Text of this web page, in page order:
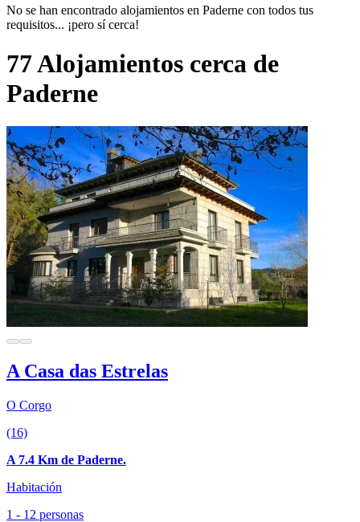
No se han encontrado alojamientos en Paderne con todos tus
requisitos... ¡pero sí cerca!
77 Alojamientos cerca de
Paderne
A Casa das Estrelas
O Corgo
(16)
A 7.4 Km de Paderne.
Habitación
1 - 12 personas